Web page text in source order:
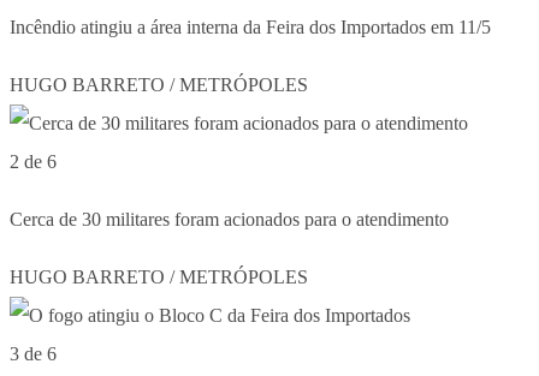
Incêndio atingiu a área interna da Feira dos Importados em 11/5
HUGO BARRETO / METRÓPOLES
2 de 6
Cerca de 30 militares foram acionados para o atendimento
HUGO BARRETO / METRÓPOLES
3 de 6